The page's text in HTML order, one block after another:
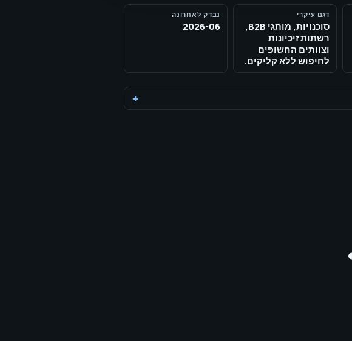
דגם עיקרי
סוכנויות, מותגי B2B,
רשתות זיכיונות
וצוותים החשופים
לחיפוש ללא קליקים.
נבדק לאחרונה
2026-06